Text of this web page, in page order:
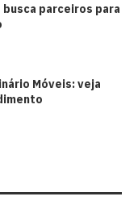
parceiros para
Móveis: veja